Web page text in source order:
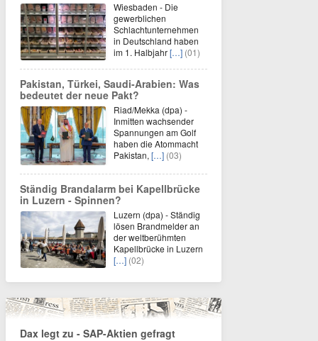
Wiesbaden - Die
gewerblichen
Schlachtunternehmen
in Deutschland haben
im 1. Halbjahr[…] (01)
Pakistan, Türkei, Saudi-Arabien: Was
bedeutet der neue Pakt?
Riad/Mekka (dpa) -
Inmitten wachsender
Spannungen am Golf
haben die Atommacht
Pakistan, […] (03)
Ständig Brandalarm bei Kapellbrücke
in Luzern - Spinnen?
Luzern (dpa) - Ständig
lösen Brandmelder an
der weltberühmten
Kapellbrücke in Luzern
[…] (02)
Dax legt zu - SAP-Aktien gefragt